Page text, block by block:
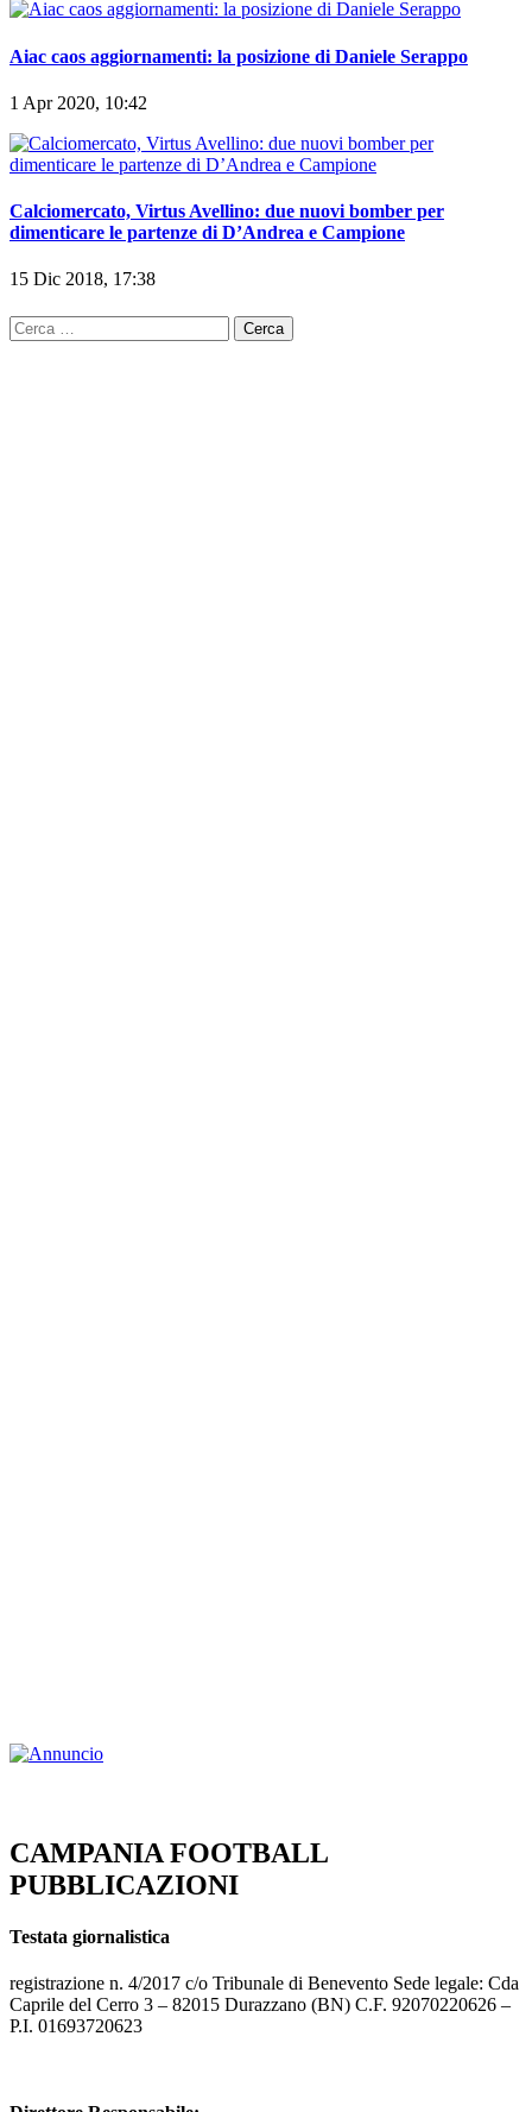
Aiac caos aggiornamenti: la posizione di Daniele Serappo
1 Apr 2020, 10:42
Calciomercato, Virtus Avellino: due nuovi bomber per
dimenticare le partenze di D’Andrea e Campione
15 Dic 2018, 17:38
Ricerca
per:
CAMPANIA FOOTBALL
PUBBLICAZIONI
Testata giornalistica
registrazione n. 4/2017 c/o Tribunale di Benevento Sede legale: Cda
Caprile del Cerro 3 – 82015 Durazzano (BN) C.F. 92070220626 –
P.I. 01693720623